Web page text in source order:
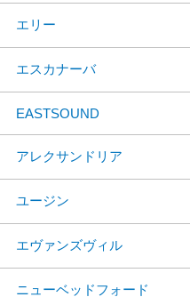
エリー
エスカナーバ
EASTSOUND
アレクサンドリア
ユージン
エヴァンズヴィル
ニューベッドフォード